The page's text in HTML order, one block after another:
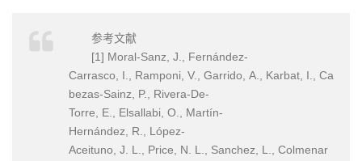
参考文献
[1] Moral-Sanz, J., Fernández-
Carrasco, I., Ramponi, V., Garrido, A., Karbat, I., Ca
bezas-Sainz, P., Rivera-De-
Torre, E., Elsallabi, O., Martín-
Hernández, R., López-
Aceituno, J. L., Price, N. L., Sanchez, L., Colmenar